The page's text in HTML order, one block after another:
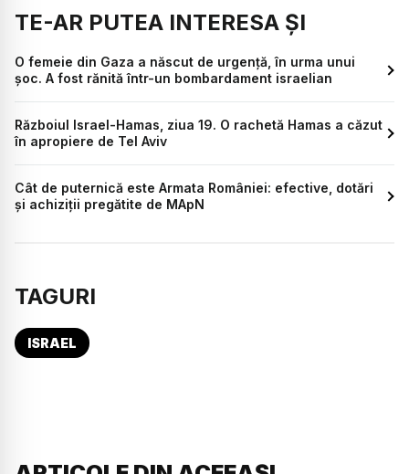
TE-AR PUTEA INTERESA ȘI
O femeie din Gaza a născut de urgență, în urma unui
șoc. A fost rănită într-un bombardament israelian
Războiul Israel-Hamas, ziua 19. O rachetă Hamas a căzut
în apropiere de Tel Aviv
Cât de puternică este Armata României: efective, dotări
și achiziții pregătite de MApN
TAGURI
ISRAEL